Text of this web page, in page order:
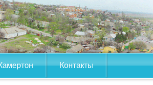
Контакты